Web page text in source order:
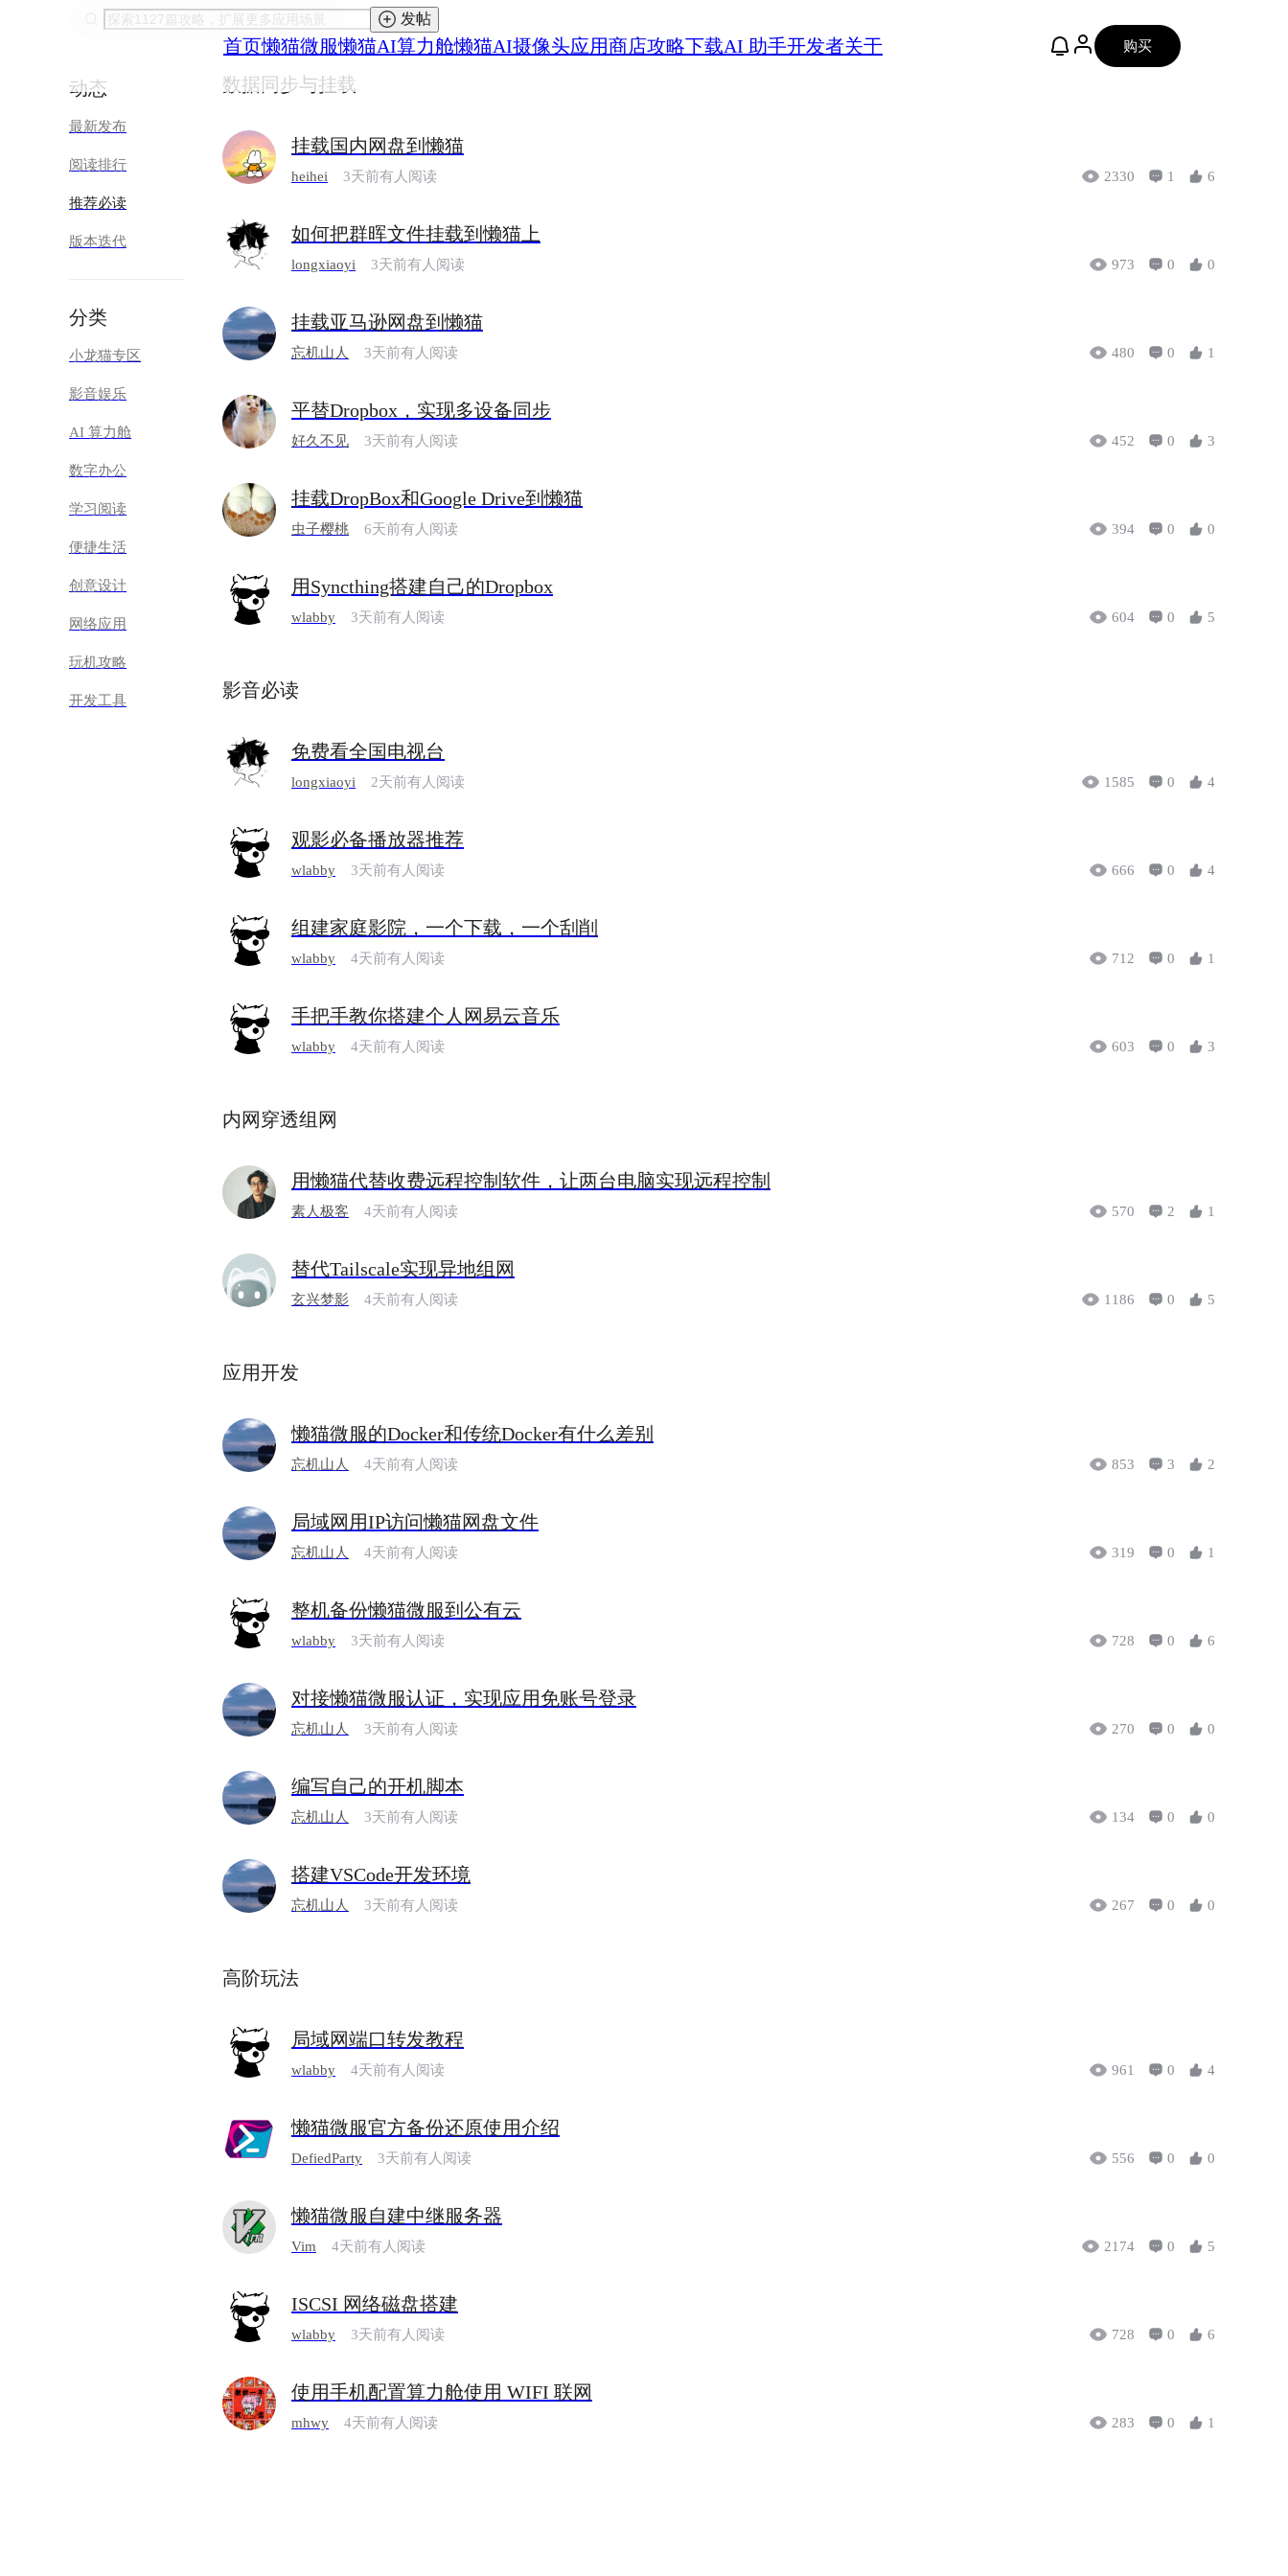
首页懒猫微服懒猫AI算力舱懒猫AI摄像头应用商店攻略下载AI 助手开发者关于 购买
发帖
动态
最新发布
阅读排行
推荐必读
版本迭代
分类
小龙猫专区
影音娱乐
AI 算力舱
数字办公
学习阅读
便捷生活
创意设计
网络应用
玩机攻略
开发工具
数据同步与挂载
挂载国内网盘到懒猫
heihei 3天前有人阅读 2330 1 6
如何把群晖文件挂载到懒猫上
longxiaoyi 3天前有人阅读 973 0 0
挂载亚马逊网盘到懒猫
忘机山人 3天前有人阅读 480 0 1
平替Dropbox，实现多设备同步
好久不见 3天前有人阅读 452 0 3
挂载DropBox和Google Drive到懒猫
虫子樱桃 6天前有人阅读 394 0 0
用Syncthing搭建自己的Dropbox
wlabby 3天前有人阅读 604 0 5
影音必读
免费看全国电视台
longxiaoyi 2天前有人阅读 1585 0 4
观影必备播放器推荐
wlabby 3天前有人阅读 666 0 4
组建家庭影院，一个下载，一个刮削
wlabby 4天前有人阅读 712 0 1
手把手教你搭建个人网易云音乐
wlabby 4天前有人阅读 603 0 3
内网穿透组网
用懒猫代替收费远程控制软件，让两台电脑实现远程控制
素人极客 4天前有人阅读 570 2 1
替代Tailscale实现异地组网
玄兴梦影 4天前有人阅读 1186 0 5
应用开发
懒猫微服的Docker和传统Docker有什么差别
忘机山人 4天前有人阅读 853 3 2
局域网用IP访问懒猫网盘文件
忘机山人 4天前有人阅读 319 0 1
整机备份懒猫微服到公有云
wlabby 3天前有人阅读 728 0 6
对接懒猫微服认证，实现应用免账号登录
忘机山人 3天前有人阅读 270 0 0
编写自己的开机脚本
忘机山人 3天前有人阅读 134 0 0
搭建VSCode开发环境
忘机山人 3天前有人阅读 267 0 0
高阶玩法
局域网端口转发教程
wlabby 4天前有人阅读 961 0 4
懒猫微服官方备份还原使用介绍
DefiedParty 3天前有人阅读 556 0 0
懒猫微服自建中继服务器
Vim 4天前有人阅读 2174 0 5
ISCSI 网络磁盘搭建
wlabby 3天前有人阅读 728 0 6
使用手机配置算力舱使用 WIFI 联网
mhwy 4天前有人阅读 283 0 1